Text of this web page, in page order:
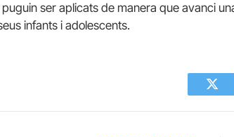
puguin ser aplicats de manera que avanci
infants i adolescents.